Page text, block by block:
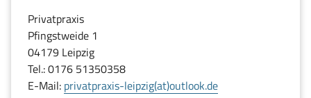
Privatpraxis
Pfingstweide 1
04179 Leipzig
Tel.: 0176 51350358
E-Mail: privatpraxis-leipzig(at)outlook.de